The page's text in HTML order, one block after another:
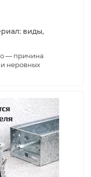
виды,
— причина
неровных